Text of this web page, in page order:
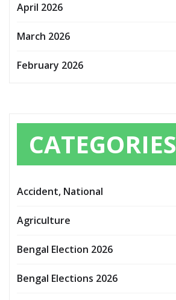
April 2026
March 2026
February 2026
CATEGORIES
Accident, National
Agriculture
Bengal Election 2026
Bengal Elections 2026